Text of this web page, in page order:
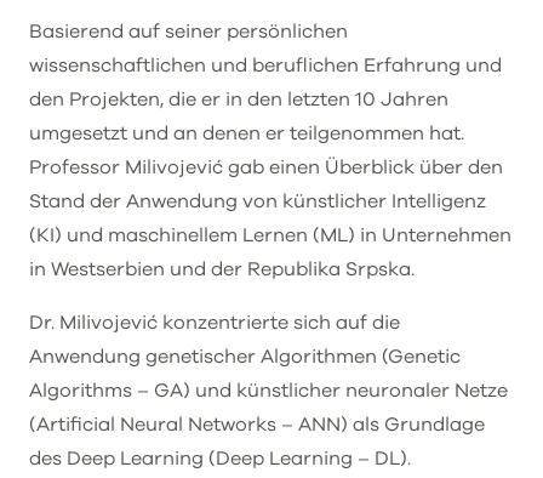
Basierend auf seiner persönlichen
wissenschaftlichen und beruflichen Erfahrung und
den Projekten, die er in den letzten 10 Jahren
umgesetzt und an denen er teilgenommen hat.
Professor Milivojević gab einen Überblick über den
Stand der Anwendung von künstlicher Intelligenz
(KI) und maschinellem Lernen (ML) in Unternehmen
in Westserbien und der Republika Srpska.
Dr. Milivojević konzentrierte sich auf die
Anwendung genetischer Algorithmen (Genetic
Algorithms – GA) und künstlicher neuronaler Netze
(Artificial Neural Networks – ANN) als Grundlage
des Deep Learning (Deep Learning – DL).